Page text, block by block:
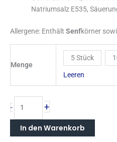
Natriumsalz E535,
Allergene: Enthält Senfkörner
Menge
5 Stück
Leeren
- +
In den Warenkorb